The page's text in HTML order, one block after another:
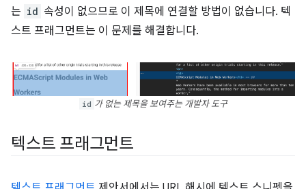
는 id 속성이 없으므로 이 제목에 연결할 방법이 없습니다. 텍
스트 프래그먼트는 이 문제를 해결합니다.
id 가 없는 제목을 보여주는 개발자 도구
텍스트 프래그먼트